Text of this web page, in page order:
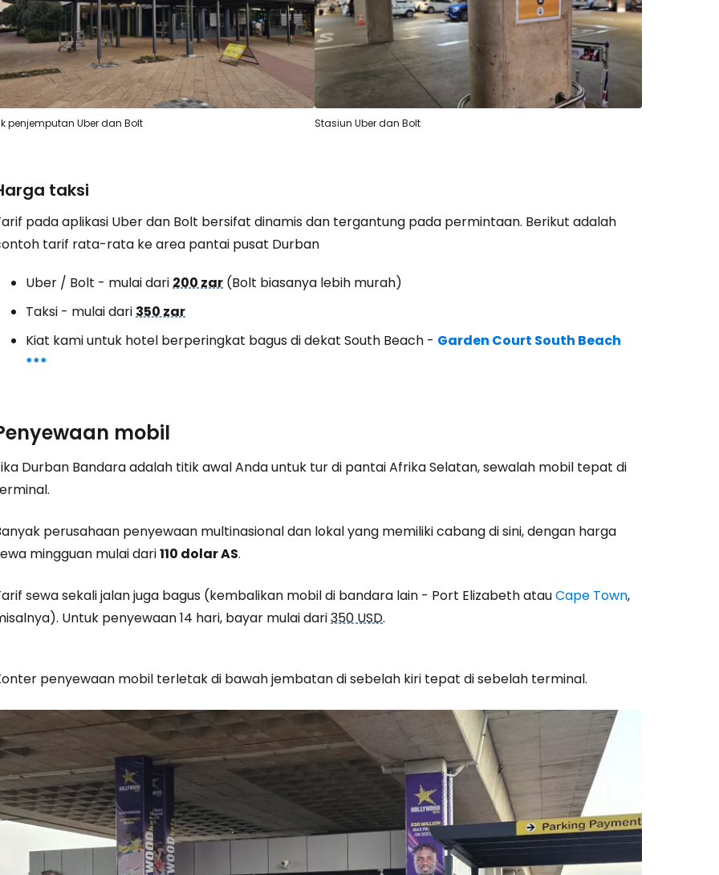
penjemputan Uber dan Bolt Stasiun Uber dan Bolt
taksi
pada aplikasi Uber dan Bolt bersifat dinamis dan tergantung pada permintaan. Berikut adalah
tarif rata-rata ke area pantai pusat Durban
Uber / Bolt - mulai dari200 zar (Bolt biasanya lebih murah)
Taksi - mulai dari350 zar
Kiat kami untuk hotel berperingkat bagus di dekat South Beach - Garden Court South Beach
***
mobil
Durban Bandara adalah titik awal Anda untuk tur di pantai Afrika Selatan, sewalah mobil tepat di
perusahaan penyewaan multinasional dan lokal yang memiliki cabang di sini, dengan harga
mingguan mulai dari110 dolar AS.
sewa sekali jalan juga bagus (kembalikan mobil di bandara lain - Port Elizabeth atauCape Town,
Untuk penyewaan 14 hari, bayar mulai dari350 USD.
penyewaan mobil terletak di bawah jembatan di sebelah kiri tepat di sebelah terminal.